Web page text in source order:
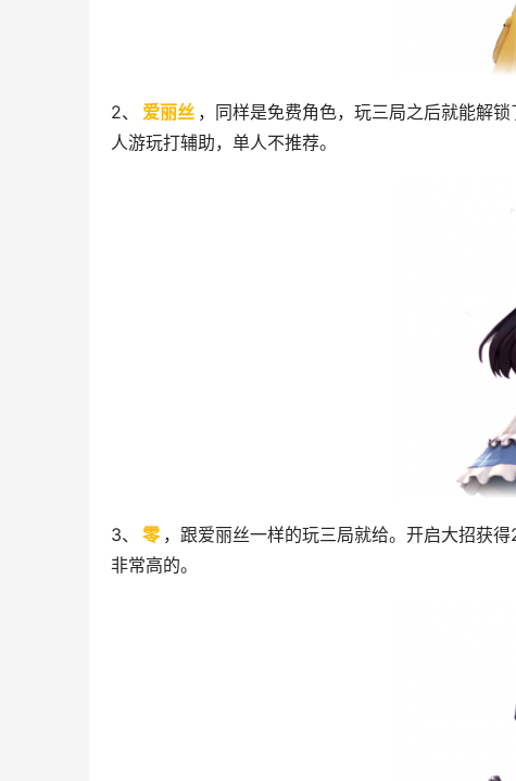
2、 爱丽丝 ，同样是免费角色，玩三局之后就能解
人游玩打辅助，单人不推荐。
3、 零 ，跟爱丽丝一样的玩三局就给。开启大招获
非常高的。